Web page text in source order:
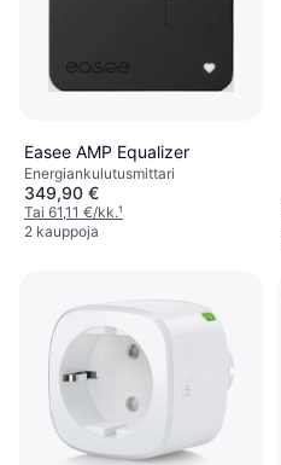
Easee AMP Equalizer
Energiankulutusmittari
349,90 €
Tai 61,11 €/kk.¹
2 kauppoja